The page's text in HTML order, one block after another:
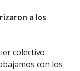
a los
colectivo
con los